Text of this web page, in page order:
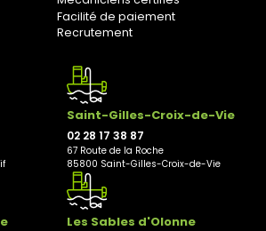
Captif
Facilité de paiement
Recrutement
Saint-Gilles-Croix-de-Vie
02 28 17 38 87
67 Route de la Roche
85800 Saint-Gilles-Croix-de-Vie
Les Sables d'Olonne